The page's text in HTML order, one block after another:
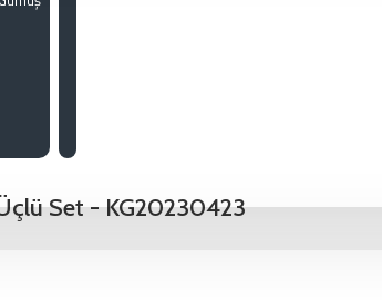
Set - KG20230423